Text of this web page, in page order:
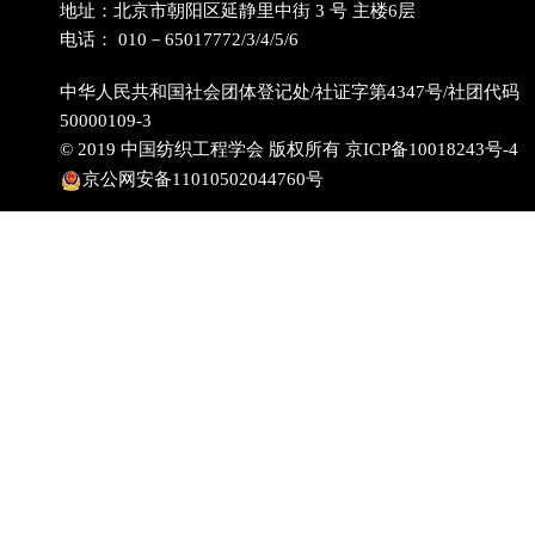
地址：北京市朝阳区延静里中街 3 号 主楼6层
电话： 010－65017772/3/4/5/6
中华人民共和国社会团体登记处/社证字第4347号/社团代码
50000109-3
© 2019 中国纺织工程学会 版权所有 京ICP备10018243号-4
京公网安备11010502044760号